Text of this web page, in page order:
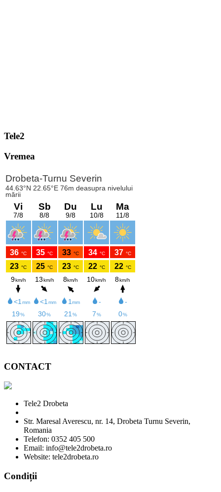
Tele2
Vremea
CONTACT
Tele2 Drobeta
Str. Maresal Averescu, nr. 14, Drobeta Turnu Severin,
Romania
Telefon: 0352 405 500
Email: info@tele2drobeta.ro
Website: tele2drobeta.ro
Condiții